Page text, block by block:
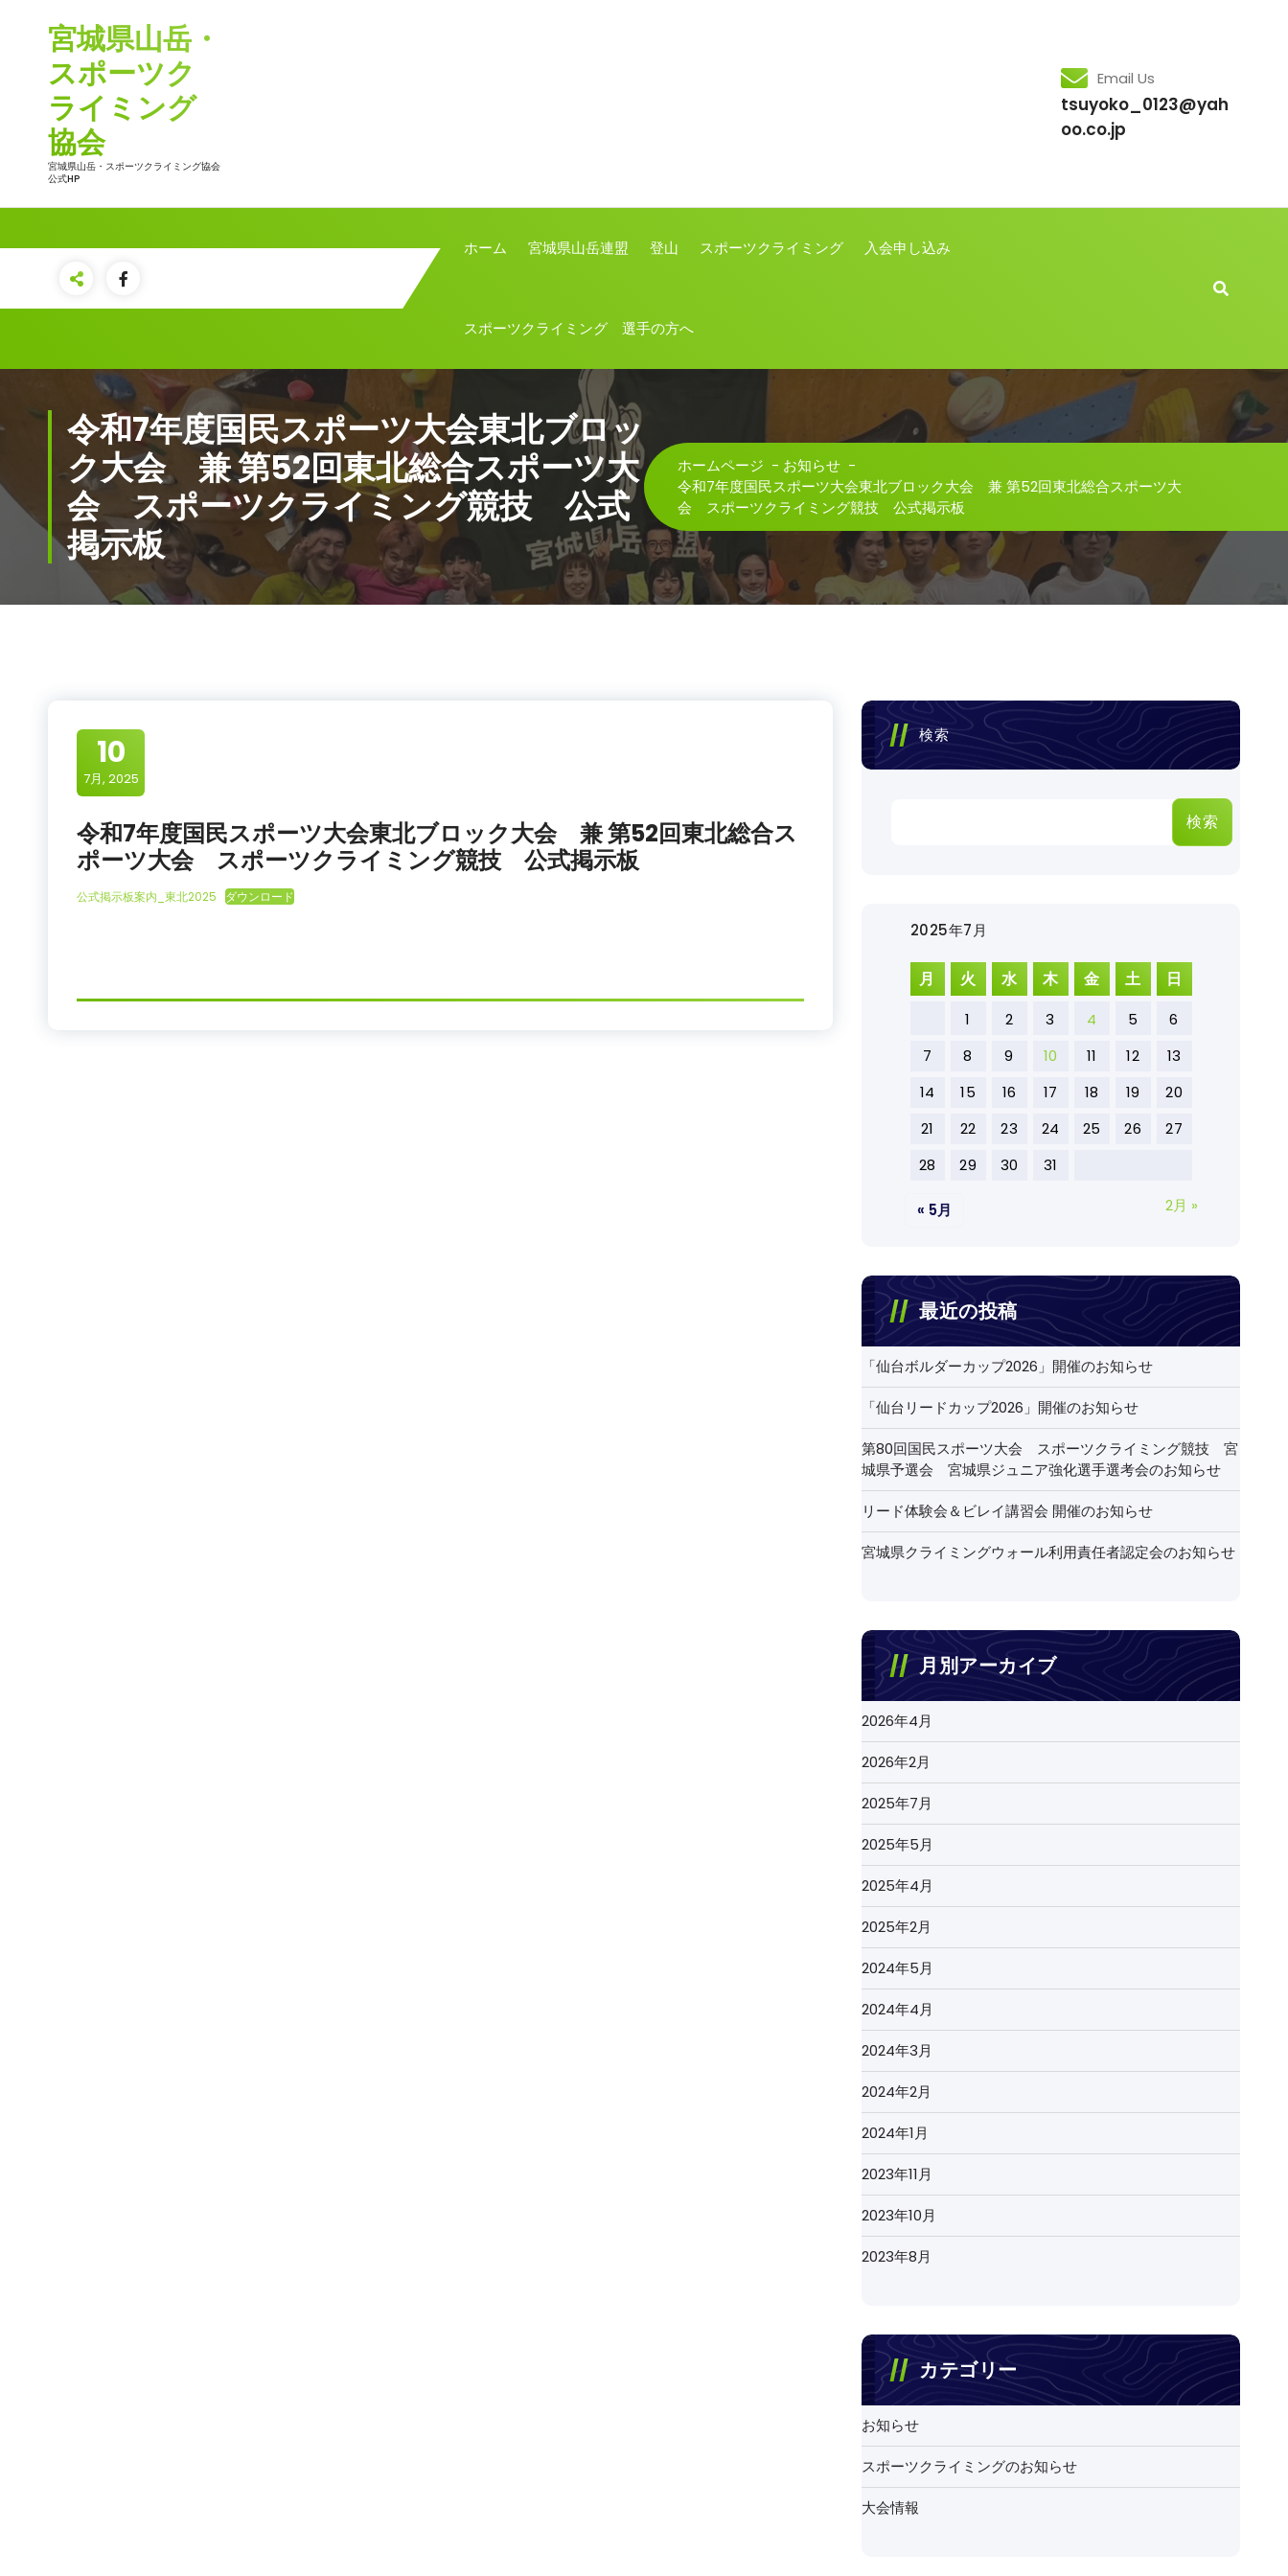
宮城県山岳・
スポーツク
ライミング
協会
宮城県山岳・スポーツクライミング協会
公式HP
Email Us
tsuyoko_0123@yah
oo.co.jp
ホーム 宮城県山岳連盟 登山 スポーツクライミング 入会申し込み
スポーツクライミング 選手の方へ
令和7年度国民スポーツ大会東北ブロッ
ク大会 兼 第52回東北総合スポーツ大
会 スポーツクライミング競技 公式
掲示板
ホームページ - お知らせ -
令和7年度国民スポーツ大会東北ブロック大会 兼 第52回東北総合スポーツ大
会 スポーツクライミング競技 公式掲示板
10
7月, 2025
令和7年度国民スポーツ大会東北ブロック大会 兼 第52回東北総合ス
ポーツ大会 スポーツクライミング競技 公式掲示板
公式掲示板案内_東北2025 ダウンロード
検索
検索
2025年7月
月 火 水 木 金 土 日
1 2 3 4 5
6
7
8 9 10 11 12
13
14
15 16 17 18 19
20
21
22 23 24 25 26
27
28
29 30 31
« 5月 2月 »
最近の投稿
「仙台ボルダーカップ2026」開催のお知らせ
「仙台リードカップ2026」開催のお知らせ
第80回国民スポーツ大会 スポーツクライミング競技 宮
城県予選会 宮城県ジュニア強化選手選考会のお知らせ
リード体験会＆ビレイ講習会 開催のお知らせ
宮城県クライミングウォール利用責任者認定会のお知らせ
月別アーカイブ
2026年4月
2026年2月
2025年7月
2025年5月
2025年4月
2025年2月
2024年5月
2024年4月
2024年3月
2024年2月
2024年1月
2023年11月
2023年10月
2023年8月
カテゴリー
お知らせ
スポーツクライミングのお知らせ
大会情報